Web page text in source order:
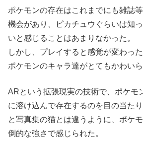
ポケモンの存在はこれまでにも雑誌
機会があり、ピカチュウぐらいは知
いと感じることはあまりなかった。
しかし、プレイすると感覚が変わった
ポケモンのキャラ達がとてもかわいら
ARという拡張現実の技術で、ポケモ
に溶け込んで存在するのを目の当た
と写真集の猫とは違うように、ポケ
倒的な強さで感じられた。